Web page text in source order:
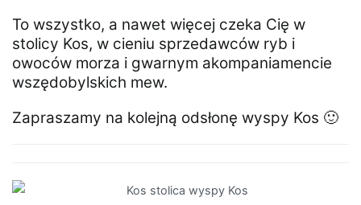
To wszystko, a nawet więcej czeka Cię w
stolicy Kos, w cieniu sprzedawców ryb i
owoców morza i gwarnym akompaniamencie
wszędobylskich mew.
Zapraszamy na kolejną odsłonę wyspy Kos 🙂